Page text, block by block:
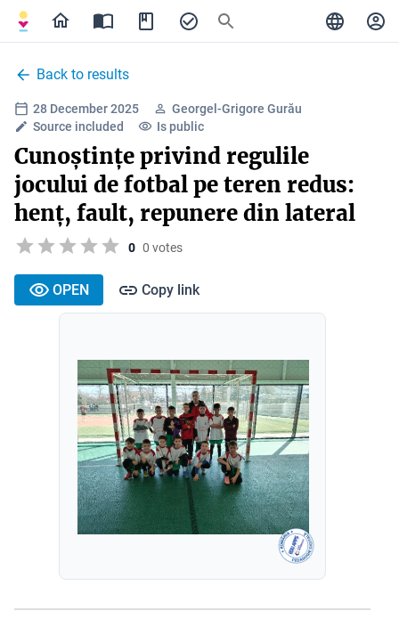
Back to results
28 December 2025
Georgel-Grigore Gurău
Source included
Is public
Cunoștințe privind regulile
jocului de fotbal pe teren redus:
henț, fault, repunere din lateral
0 0 votes
OPEN Copy link